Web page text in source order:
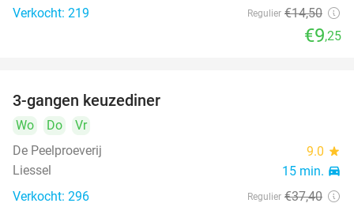
Verkocht: 219 Regulier €14,50
€9,25
3-gangen keuzediner
Wo Do
Vr
De Peelproeverij
9.0 star
Liessel 15 min. directions_car
Verkocht: 296 Regulier €37,40